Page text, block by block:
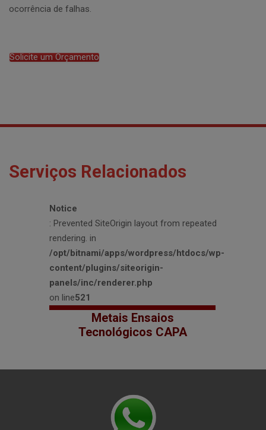
ocorrência de falhas.
Solicite um Orçamento
Serviços Relacionados
Notice
: Prevented SiteOrigin layout from repeated
rendering. in
/opt/bitnami/apps/wordpress/htdocs/wp-
content/plugins/siteorigin-
panels/inc/renderer.php
on line521
Metais Ensaios
Tecnológicos CAPA